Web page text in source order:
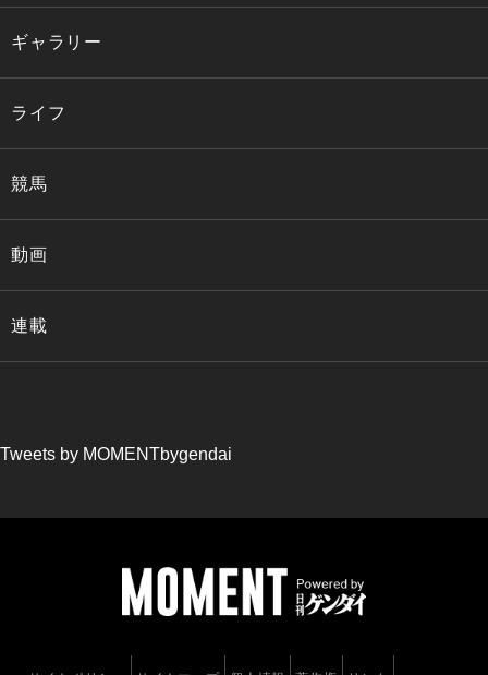
ギャラリー
ライフ
競馬
動画
連載
Tweets by MOMENTbygendai